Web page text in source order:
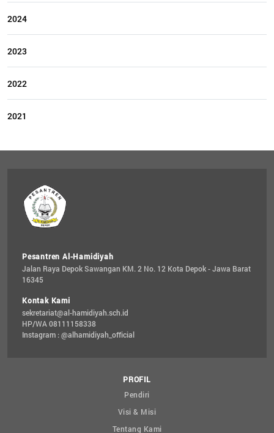
2024
2023
2022
2021
Pesantren Al-Hamidiyah
Jalan Raya Depok Sawangan KM. 2 No. 12 Kota Depok - Jawa Barat
16345
Kontak Kami
sekretariat@al-hamidiyah.sch.id
HP/WA 08111158338
Instagram : @alhamidiyah_official
PROFIL
Pendiri
Visi & Misi
Tentang Kami